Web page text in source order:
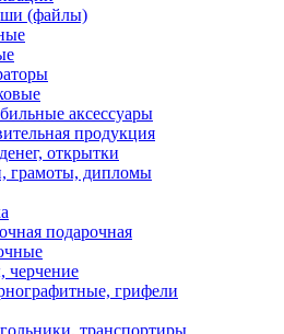
(файлы)
аксессуары
продукция
открытки
грамоты, дипломы
подарочная
черчение
грифели
транспортиры